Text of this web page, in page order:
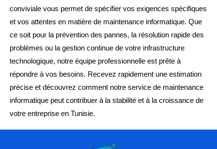
conviviale vous permet de spécifier vos exigences spécifiques
et vos attentes en matière de maintenance informatique. Que
ce soit pour la prévention des pannes, la résolution rapide des
problèmes ou la gestion continue de votre infrastructure
technologique, notre équipe professionnelle est prête à
répondre à vos besoins. Recevez rapidement une estimation
précise et découvrez comment notre service de maintenance
informatique peut contribuer à la stabilité et à la croissance de
votre entreprise en Tunisie.